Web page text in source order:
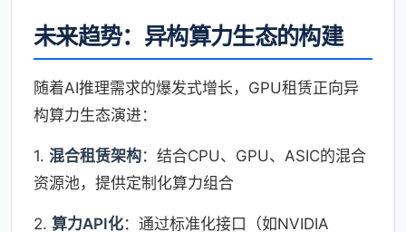
未来趋势：异构算力生态的构建
随着AI推理需求的爆发式增长，GPU租赁正向异
构算力生态演进：
1. 混合租赁架构：结合CPU、GPU、ASIC的混合
资源池，提供定制化算力组合
2. 算力API化：通过标准化接口（如NVIDIA